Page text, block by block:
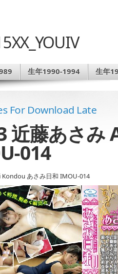
生年1990-1994 生年
For Download Late
近藤あさ
014
あさみ日和 IMOU-014